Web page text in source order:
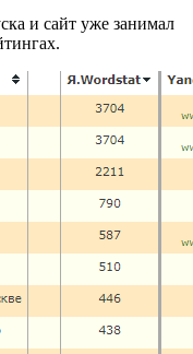
и сайт уже занимал